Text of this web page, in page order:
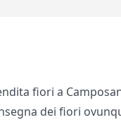
fiori a
dei fiori